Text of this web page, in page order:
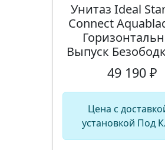
Унитаз Ideal
Connect
Выпуск
49 190 ₽
Цена с
установкой Под